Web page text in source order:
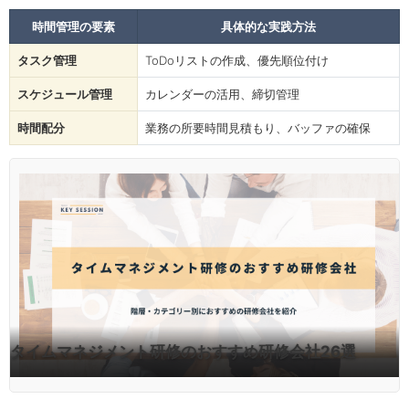
時間管理の要素 具体的な実践方法
タスク管理 ToDoリストの作成、優先順位付け
スケジュール管理 カレンダーの活用、締切管理
時間配分 業務の所要時間見積もり、バッファの確保
タイムマネジメント研修のおすすめ研修会社26選